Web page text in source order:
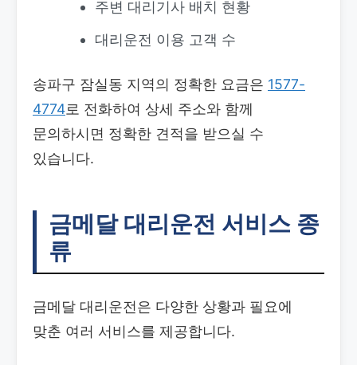
주변 대리기사 배치 현황
대리운전 이용 고객 수
송파구 잠실동 지역의 정확한 요금은 1577-
4774로 전화하여 상세 주소와 함께
문의하시면 정확한 견적을 받으실 수
있습니다.
금메달 대리운전 서비스 종
류
금메달 대리운전은 다양한 상황과 필요에
맞춘 여러 서비스를 제공합니다.